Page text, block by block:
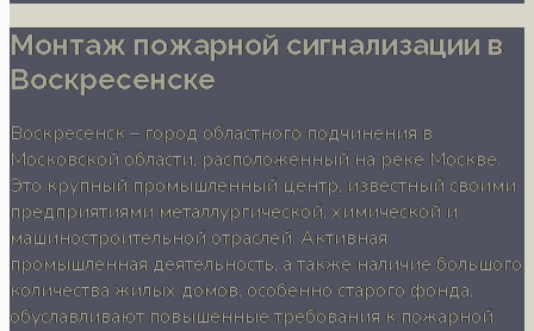
Монтаж пожарной сигнализации в
Воскресенске
Воскресенск – город областного подчинения в
Московской области, расположенный на реке Москве.
Это крупный промышленный центр, известный своими
предприятиями металлургической, химической и
машиностроительной отраслей. Активная
промышленная деятельность, а также наличие большого
количества жилых домов, особенно старого фонда,
обуславливают повышенные требования к пожарной